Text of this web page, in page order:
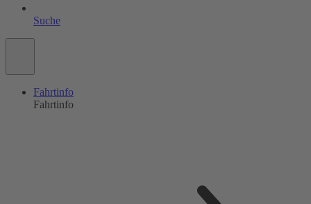
Suche
Fahrtinfo
Fahrtinfo